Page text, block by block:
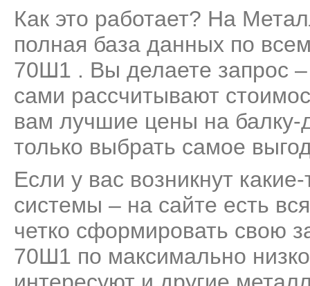
Как это работает? На
полная база данных по
70Ш1 . Вы делаете запрос
сами рассчитывают
вам лучшие цены на
только выбрать самое
Если у вас возникнут
системы – на сайте есть
четко сформировать свою
70Ш1 по максимально